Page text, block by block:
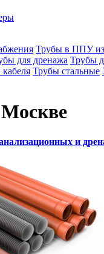
Трубы в ППУ
для дренажа Трубы
Трубы стальные
и